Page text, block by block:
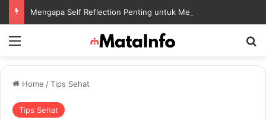
Home /Tips Sehat
Tips Sehat